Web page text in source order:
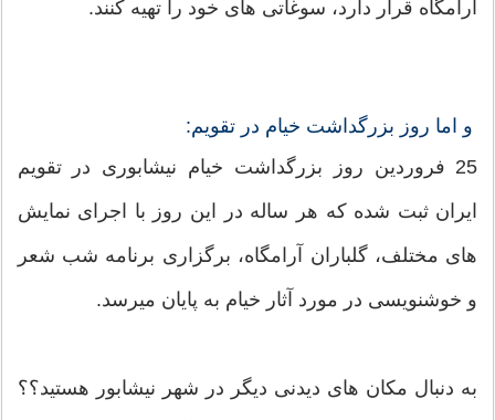
آرامگاه قرار دارد، سوغاتی های خود را تهیه کنند.
و اما روز بزرگداشت خیام در تقویم:
25 فروردین روز بزرگداشت خیام نیشابوری در تقویم
ایران ثبت شده که هر ساله در این روز با اجرای نمایش
های مختلف، گلباران آرامگاه، برگزاری برنامه شب شعر
و خوشنویسی در مورد آثار خیام به پایان میرسد.
به دنبال مکان های دیدنی دیگر در شهر نیشابور هستید؟؟